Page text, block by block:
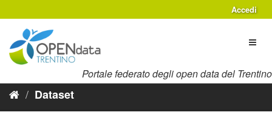
al
contenuto
Accedi
Portale federato degli open data del Trentino
Dataset